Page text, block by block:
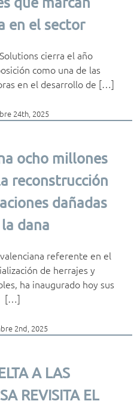
en el sector
cierra el año
como una de las
en el desarrollo de […]
24th, 2025
ocho millones
reconstrucción
dañadas
dana
referente en el
de herrajes y
ha inaugurado hoy sus
[…]
2nd, 2025
A LAS
REVISITA EL